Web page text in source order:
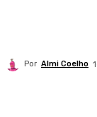
Por Almi Coelho